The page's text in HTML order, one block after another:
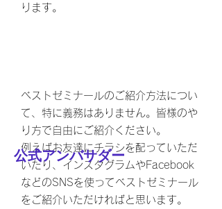
ります。
ベストゼミナールのご紹介方法につい
て、特に義務はありません。皆様のや
り方で自由にご紹介ください。
​例えばお友達にチラシを配っていただ
いたり、インスタグラムやFacebook
などのSNSを使ってベストゼミナール
をご紹介いただければと思います。
​公式アンバサダー